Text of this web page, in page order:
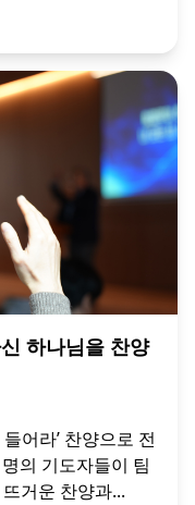
하나님을 찬양
어라’ 찬양으로 전
의 기도자들이 팀
거운 찬양과...